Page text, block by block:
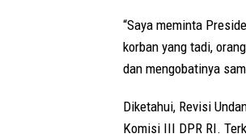
“Saya meminta
korban yang tadi,
dan mengobatinya
Diketahui, Revisi
Komisi III DPR RI.